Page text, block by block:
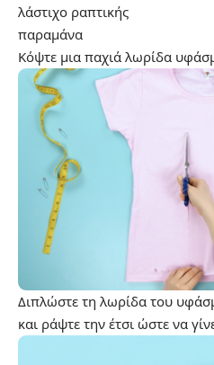
λάστιχο ραπτικής
παραμάνα
Κόψτε μια παχιά λωρίδα
Διπλώστε τη λωρίδα του
και ράψτε την έτσι ώστε να